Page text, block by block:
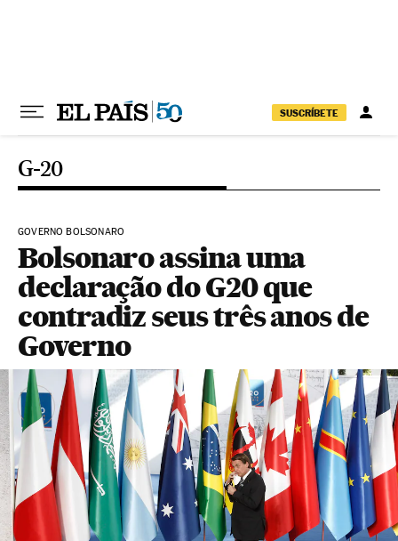
SUSCRÍBETE
G-20
GOVERNO BOLSONARO
Bolsonaro assina uma
declaração do G20 que
contradiz seus três anos de
Governo